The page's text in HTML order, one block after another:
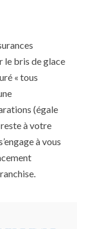
le bris de glace
« tous
(égale
à votre
à vous